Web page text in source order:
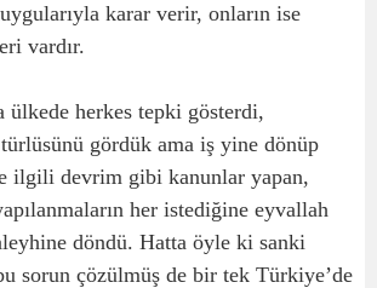
karar verir, onların ise
vardır.
ülkede herkes tepki gösterdi,
gördük ama iş yine dönüp
ilgili devrim gibi kanunlar yapan,
her istediğine eyvallah
döndü. Hatta öyle ki sanki
sorun çözülmüş de bir tek Türkiye’de